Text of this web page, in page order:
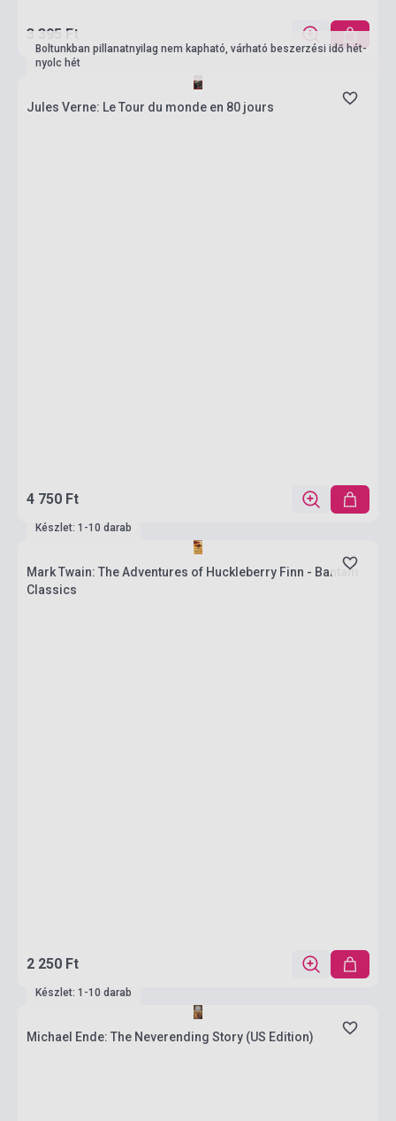
3 395 Ft
Boltunkban pillanatnyilag nem kapható, várható beszerzési idő hét-
nyolc hét
Jules Verne: Le Tour du monde en 80 jours
4 750 Ft
Készlet: 1-10 darab
Mark Twain: The Adventures of Huckleberry Finn - Bantam
Classics
2 250 Ft
Készlet: 1-10 darab
Michael Ende: The Neverending Story (US Edition)